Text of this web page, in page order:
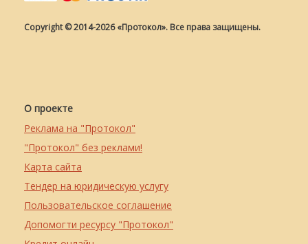
Copyright © 2014-2026 «Протокол». Все права защищены.
О проекте
Реклама на "Протокол"
"Протокол" без реклами!
Карта сайта
Тендер на юридическую услугу
Пользовательское соглашение
Допомогти ресурсу "Протокол"